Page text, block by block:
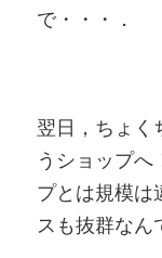
で・・・．
翌日，ちょく
うショップへ
プとは規模は
スも抜群なん